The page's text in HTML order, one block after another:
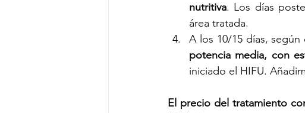
nutritiva. Los días
área tratada.
A los 10/15 días,
potencia media, con
iniciado el HIFU.
El precio del tratamiento